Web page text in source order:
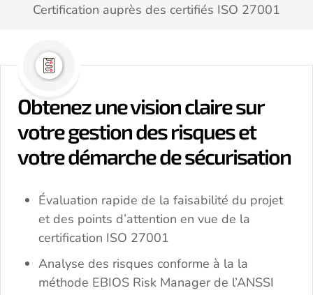
Certification auprès des certifiés ISO 27001
Obtenez une vision claire sur
votre gestion des risques et
votre démarche de sécurisation
Évaluation rapide de la faisabilité du projet
et des points d’attention en vue de la
certification ISO 27001
Analyse des risques conforme à la la
méthode EBIOS Risk Manager de l’ANSSI